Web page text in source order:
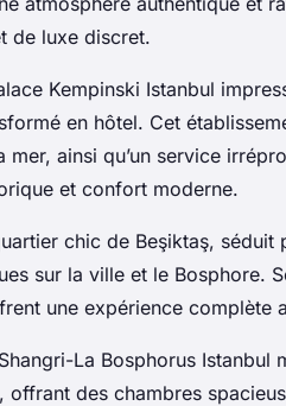
de luxe discret.
Kempinski Istanbul
en hôtel. Cet
ainsi qu’un service
et confort moderne.
chic de Beşiktaş, séduit
sur la ville et le Bosphore.
une expérience complète
La Bosphorus Istanbul
des chambres